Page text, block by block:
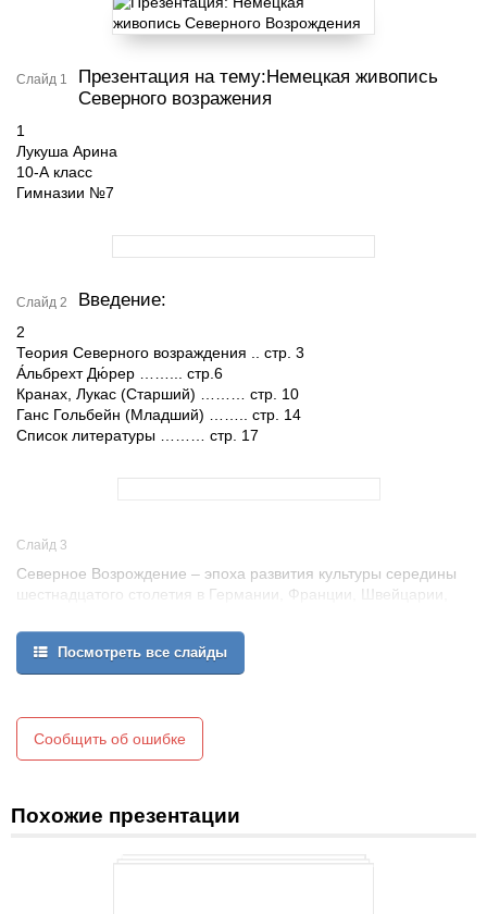
Слайд 1
Презентация на тему:Немецкая живопись
Северного возражения
1
Лукуша Арина
10-А класс
Гимназии №7
Слайд 2 Введение:
2
Теория Северного возраждения .. стр. 3
А́льбрехт Дю́рер ……... стр.6
Кранах, Лукас (Старший) ……… стр. 10
Ганс Гольбейн (Младший) …….. стр. 14
Список литературы ……… стр. 17
Слайд 3
Северное Возрождение – эпоха развития культуры середины
шестнадцатого столетия в Германии, Франции, Швейцарии,
этого периода является генетическое наследование искусству
поздней готики.
Посмотреть все слайды
Сообщить об ошибке
Похожие презентации